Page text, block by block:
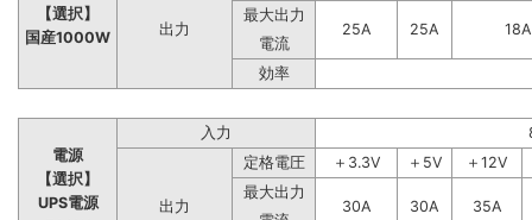
【選択】
国産1000W
出力
最大出力
25A
25A
18A
電流
効率
電源
【選択】
UPS電源
入力
出力
定格電圧 ＋3.3V ＋5V
＋12V
最大出力
30A
30A
35A